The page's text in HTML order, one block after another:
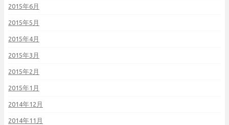
2015年6月
2015年5月
2015年4月
2015年3月
2015年2月
2015年1月
2014年12月
2014年11月